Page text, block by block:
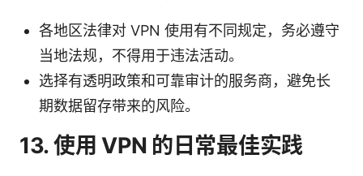
各地区法律对 VPN 使用有不同规定，务必遵守
当地法规，不得用于违法活动。
选择有透明政策和可靠审计的服务商，避免长
期数据留存带来的风险。
13. 使用 VPN 的日常最佳实践